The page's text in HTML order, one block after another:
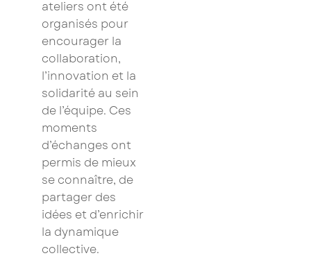
ateliers ont été
organisés pour
encourager la
collaboration,
l’innovation et la
solidarité au sein
de l’équipe. Ces
moments
d’échanges ont
permis de mieux
se connaître, de
partager des
idées et d’enrichir
la dynamique
collective.